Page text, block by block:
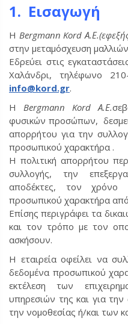
1. Εισαγωγή
Η Bergmann Kord
στην μεταμόσχευση
Εδρεύει στις
Χαλάνδρι, τηλέφωνο
info@kord.gr.
Η Bergmann Kord Α.Ε.
φυσικών προσώπων,
απορρήτου για την
προσωπικού χαρακτήρα .
Η πολιτική απορρήτου
συλλογής, την
αποδέκτες, τον χρόνο
προσωπικού χαρακτήρα από
Επίσης περιγράφει τα
και τον τρόπο με τον
ασκήσουν.
Η εταιρεία οφείλει να
δεδομένα προσωπικού
εκτέλεση των
υπηρεσιών της και για
την νομοθεσίας ή/και των